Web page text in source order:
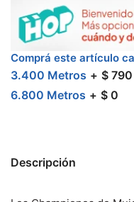
Comprá este artículo
3.400 Metros $ 790
6.800 Metros $ 0
Descripción